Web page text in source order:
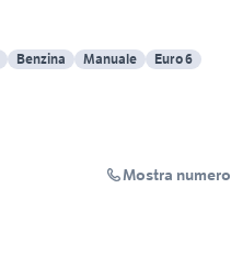
Benzina Manuale Euro 6
Mostra numero